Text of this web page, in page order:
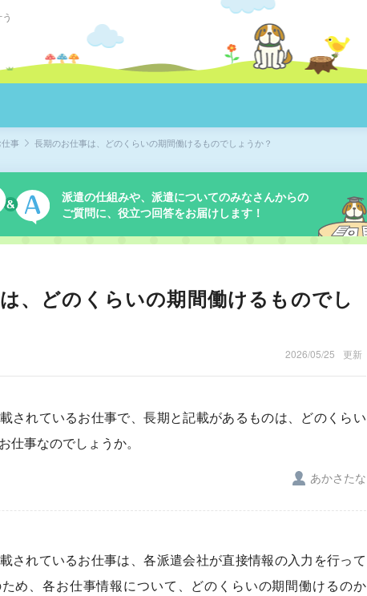
事 長期のお仕事は、どのくらいの期間働けるものでしょうか？
派遣の仕組みや、派遣についてのみなさんからの
ご質問に、役立つ回答をお届けします！
、どのくらいの期間働けるものでし
2026/05/25 更新
されているお仕事で、長期と記載があるものは、どのくらい
仕事なのでしょうか。
あかさたな
されているお仕事は、各派遣会社が直接情報の入力を行って
め、各お仕事情報について、どのくらいの期間働けるのか